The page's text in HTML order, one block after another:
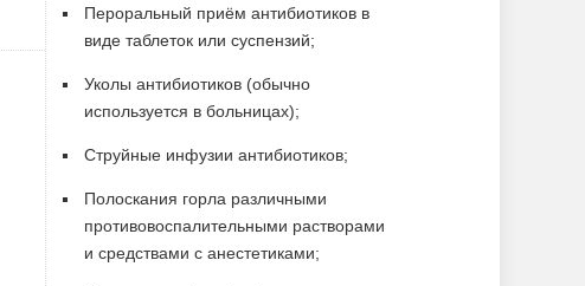
Пероральный приём антибиотиков в
виде таблеток или суспензий;
Уколы антибиотиков (обычно
используется в больницах);
Струйные инфузии антибиотиков;
Полоскания горла различными
противовоспалительными растворами
и средствами с анестетиками;